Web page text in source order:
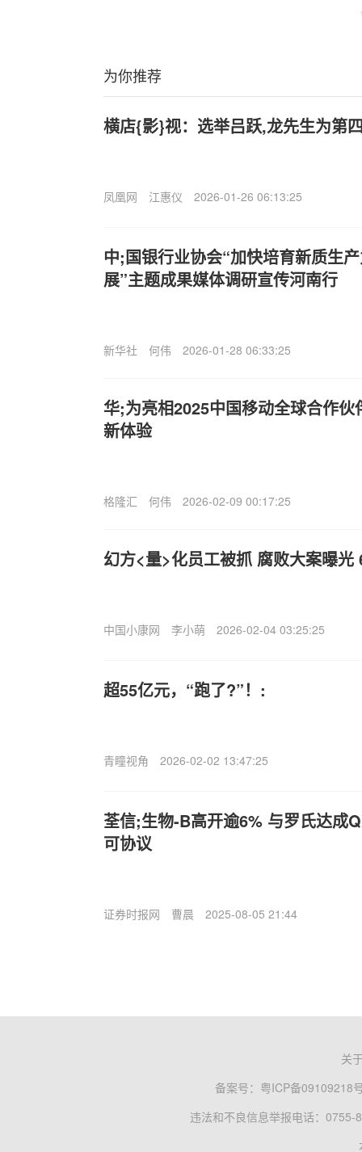
为你推荐
横店{影}视：选举吕跃,龙先生为第
凤凰网 江惠仪 2026-01-26 06:13:25
中;国银行业协会“加快培育新质生
展”主题成果媒体调研宣传河南行
新华社 何伟 2026-01-28 06:33:25
华;为亮相2025中国移动全球合作
新体验
格隆汇 何伟 2026-02-09 00:17:25
幻方<量>化员工被抓 腐败大案曝光
中国小康网 李小萌 2026-02-04 03:25:25
超55亿元，“跑了?”！:
青瞳视角 2026-02-02 13:47:25
荃信;生物-B高开逾6% 与罗氏达成
可协议
证券时报网 曹晨 2025-08-05 21:44
关
备案号： 粤ICP备09109218
违法和不良信息举报电话：0755-